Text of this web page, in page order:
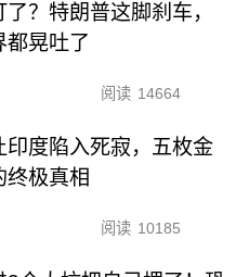
？特朗普这脚刹车，
都晃吐了
阅读 14664
印度陷入死寂，五枚金
终极真相
阅读 10185